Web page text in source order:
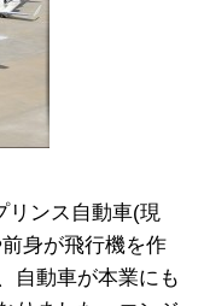
リンス自動車(現
身が飛行機を作
自動車が本業にも